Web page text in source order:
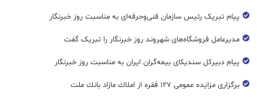
پیام تبریک رئیس سازمان فنی‌و‌حرفه‌ای به مناسبت روز خبرنگار
مدیرعامل فروشگاه‌های شهروند روز خبرنگار را تبریک گفت
پیام دبیرکل سندیکای بیمه‌گران ایران به مناسبت روز خبرنگار
برگزاری مزایده عمومی ۱۲۷ فقره از املاك مازاد بانك ملت